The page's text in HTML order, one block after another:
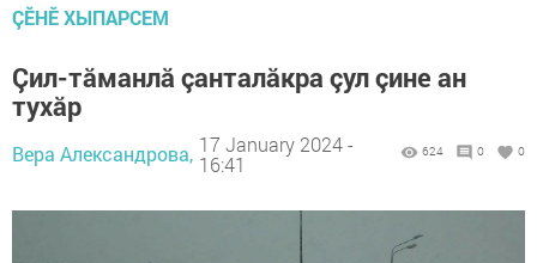
ÇӖНӖ ХЫПАРСЕМ
Çил-тăманлă çанталăкра çул çине ан
тухăр
Вера Александрова, 17 January 2024 -
16:41
624 0 0